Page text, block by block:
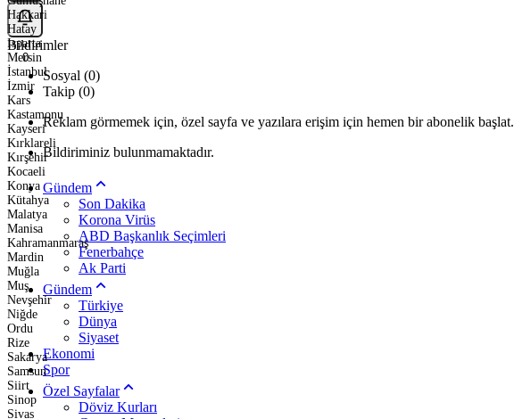
Hakkari
Hatay
Isparta
Mersin
İstanbul
İzmir
Kars
Kastamonu
Kayseri
Kırklareli
Kırşehir
Kocaeli
Konya
Kütahya
Malatya
Manisa
Kahramanmaraş
Mardin
Muğla
Muş
Nevşehir
Niğde
Ordu
Rize
Sakarya
Samsun
Siirt
Sinop
Sivas
0
Bildirimler
Sosyal (0)
Takip (0)
Reklam görmemek için, özel sayfa ve yazılara erişim için hemen bir abonelik başlat.
Bildiriminiz bulunmamaktadır.
Gündem
Son Dakika
Korona Virüs
ABD Başkanlık Seçimleri
Fenerbahçe
Ak Parti
Gündem
Türkiye
Dünya
Siyaset
Ekonomi
Spor
Özel Sayfalar
Döviz Kurları